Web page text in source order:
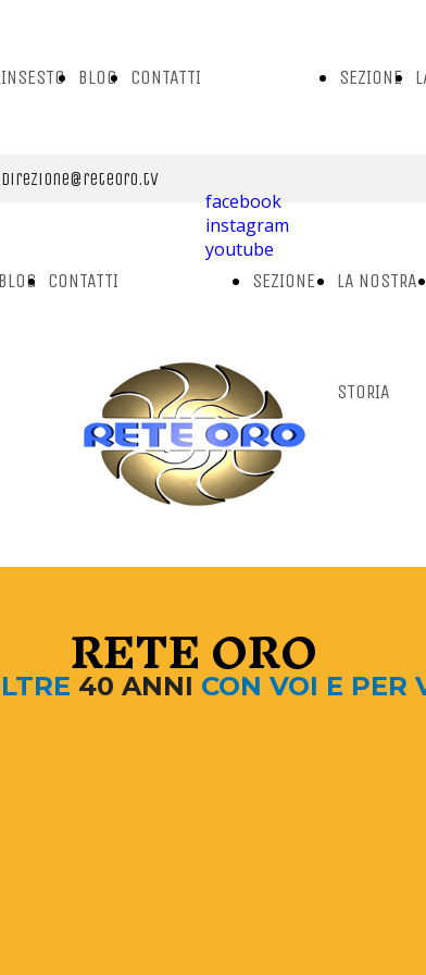
BLOG CONTATTI
AMMINISTRAZIONE
UFFICIO TECNICO
SEZIONE
direzione@reteoro.tv
facebook
instagram
youtube
BLOG CONTATTI
CONTATTI
AMMINISTRAZIONE
SEZIONE
VIDEO
LA NOSTRA
STORIA
RETE ORO
40 ANNI CON VOI E PER